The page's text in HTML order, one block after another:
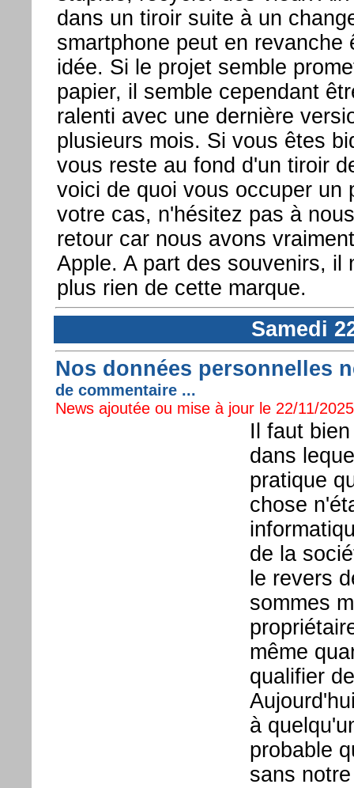
dans un tiroir suite à un
smartphone peut en revanche
idée. Si le projet semble
papier, il semble cependant
ralenti avec une dernière
plusieurs mois. Si vous êtes
vous reste au fond d'un tiroir
voici de quoi vous occuper un
votre cas, n'hésitez pas à
retour car nous avons
Apple. A part des souvenirs, il
plus rien de cette marque.
Samedi
Nos données personnelles
de commentaire ...
News ajoutée ou mise à jour le 22/11/
Il faut
dans
pratique
chose
de la
le revers
sommes
même
qualifier
à
probable
sans